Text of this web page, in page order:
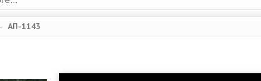
АП-1143